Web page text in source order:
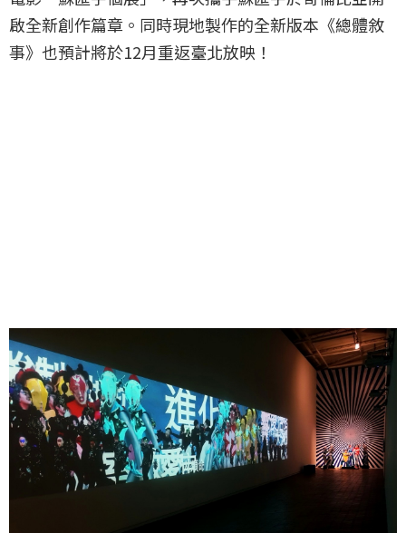
啟全新創作篇章。同時現地製作的全新版本《總體敘
事》也預計將於12月重返臺北放映！